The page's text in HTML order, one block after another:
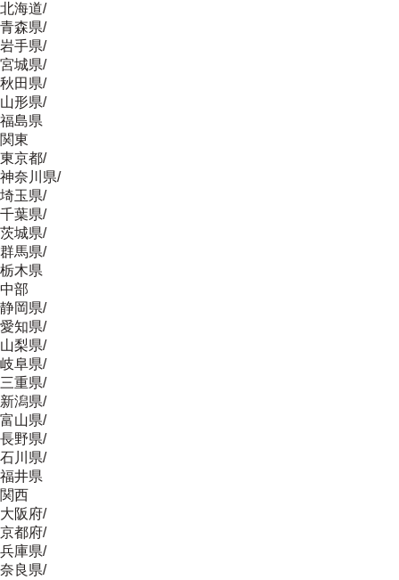
北海道/
青森県/
岩手県/
宮城県/
秋田県/
山形県/
福島県
関東
東京都/
神奈川県/
埼玉県/
千葉県/
茨城県/
群馬県/
栃木県
中部
静岡県/
愛知県/
山梨県/
岐阜県/
三重県/
新潟県/
富山県/
長野県/
石川県/
福井県
関西
大阪府/
京都府/
兵庫県/
奈良県/